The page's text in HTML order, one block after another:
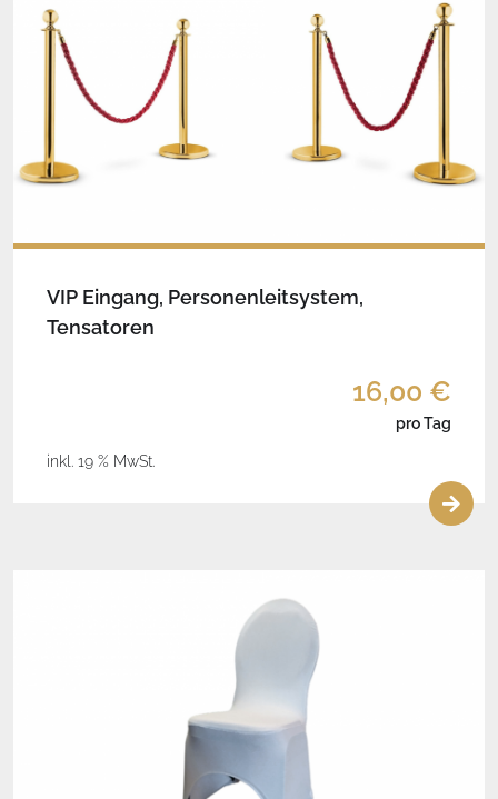
VIP Eingang, Personenleitsystem,
Tensatoren
16,00 €
pro Tag
inkl. 19 % MwSt.